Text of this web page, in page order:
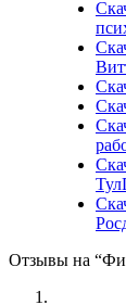
Отзывы на